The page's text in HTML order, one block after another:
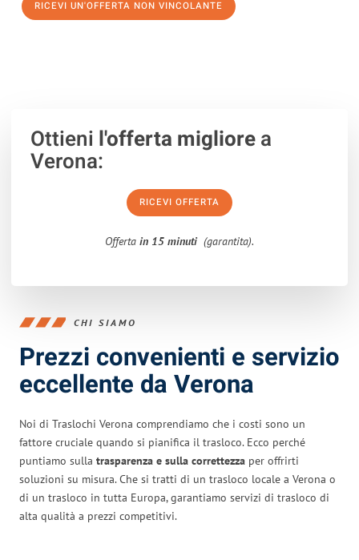
RICEVI UN'OFFERTA NON VINCOLANTE
Ottieni l'offerta migliorea
Verona:
RICEVI OFFERTA
Offerta in 15 minuti (garantita).
CHI SIAMO
Prezzi convenienti e servizio
eccellente da Verona
Noi di Traslochi Verona comprendiamo che i costi sono un
fattore cruciale quando si pianifica il trasloco. Ecco perché
puntiamo sulla trasparenza e sulla correttezza per offrirti
soluzioni su misura. Che si tratti di un trasloco locale a Verona o
di un trasloco in tutta Europa, garantiamo servizi di trasloco di
alta qualità a prezzi competitivi.